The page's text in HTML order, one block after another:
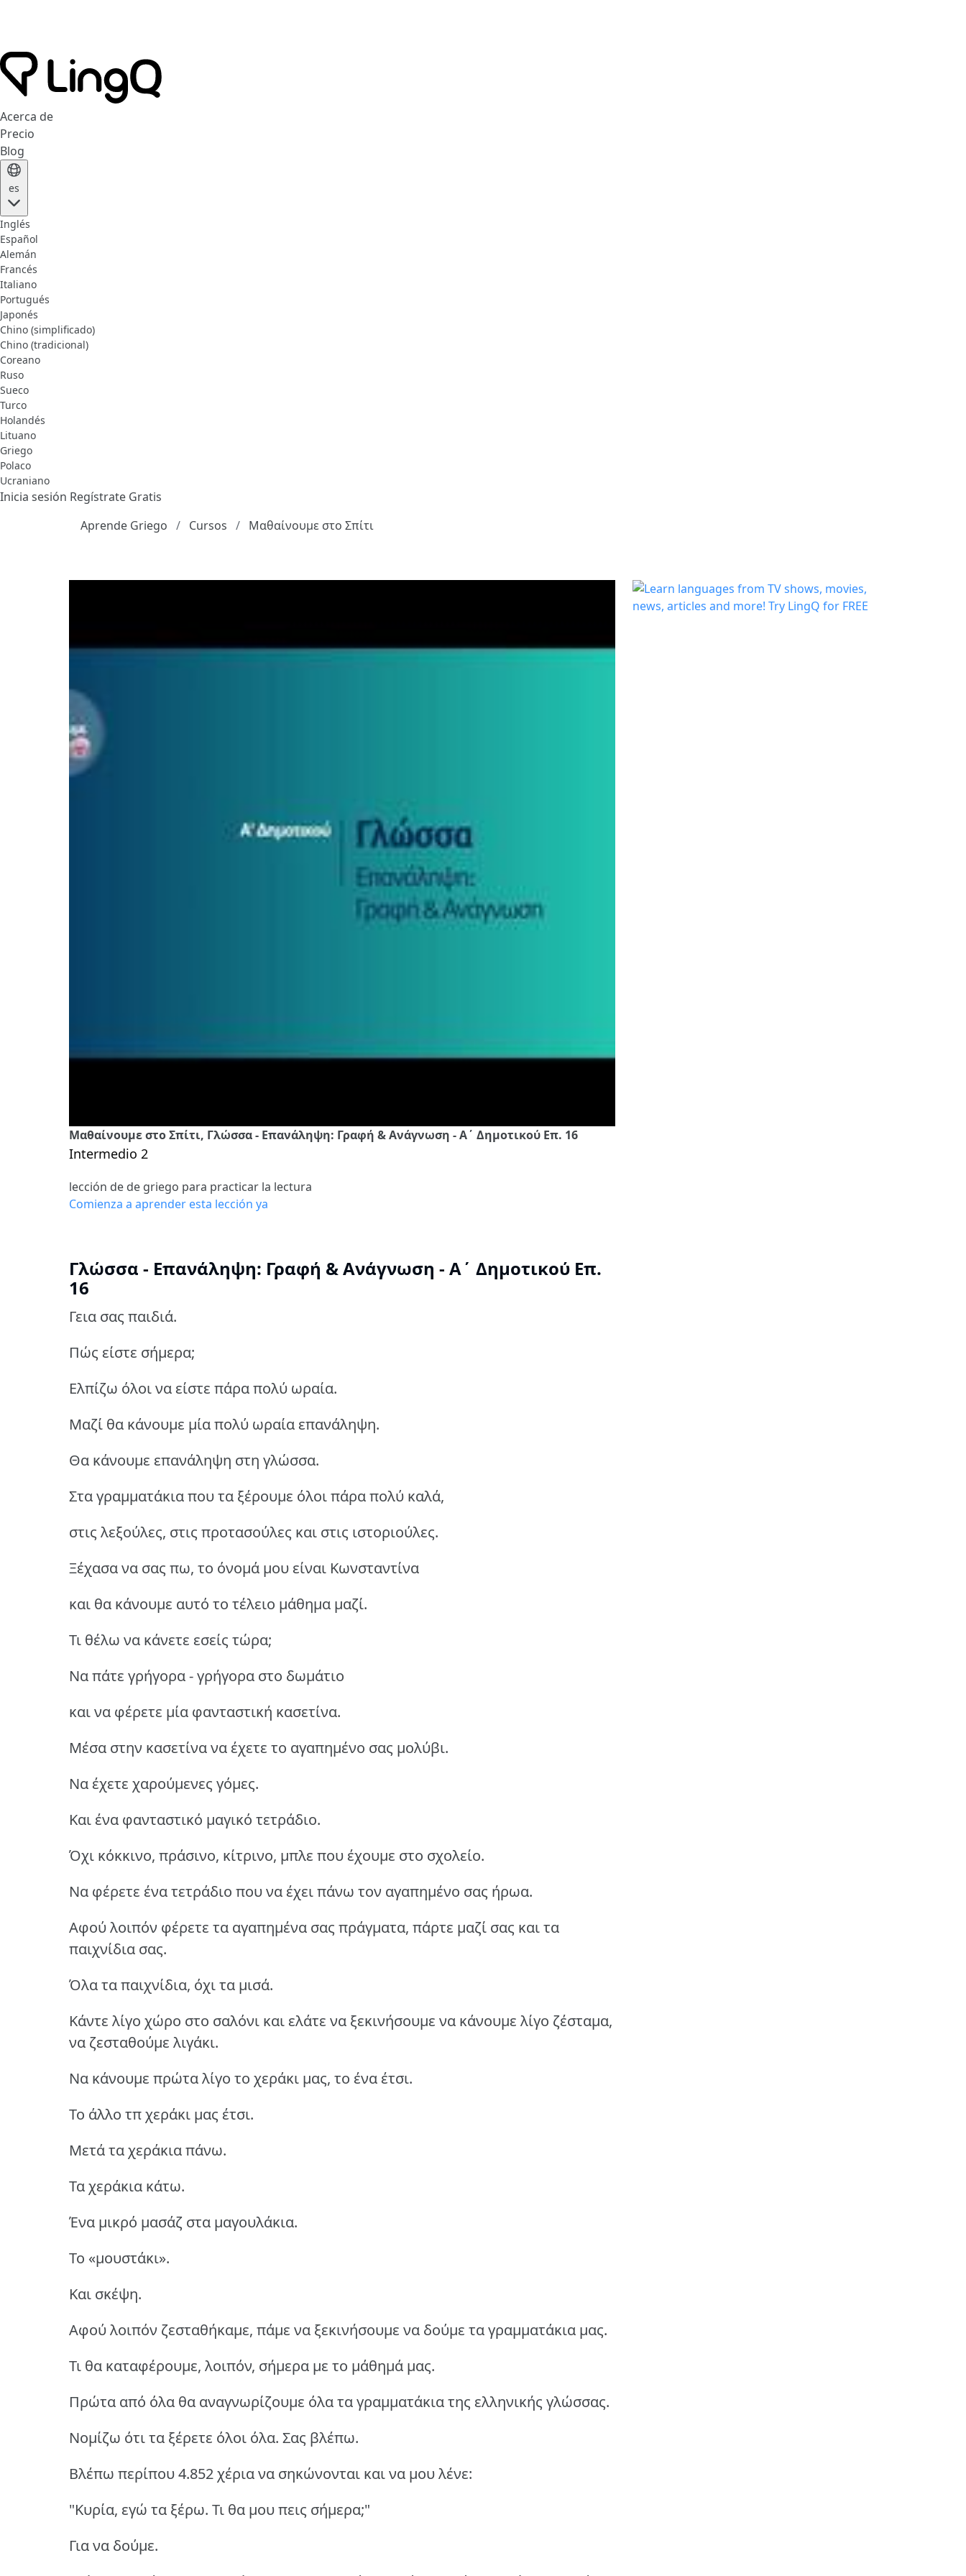
Acerca de
Precio
Blog
es
Inglés
Español
Alemán
Francés
Italiano
Portugués
Japonés
Chino (simplificado)
Chino (tradicional)
Coreano
Ruso
Sueco
Turco
Holandés
Lituano
Griego
Polaco
Ucraniano
Inicia sesión Regístrate Gratis
Aprende Griego
Cursos Μαθαίνουμε στο Σπίτι
Μαθαίνουμε στο Σπίτι, Γλώσσα - Επανάληψη: Γραφή & Ανάγνωση - Α΄ Δημοτικού Επ. 16
Intermedio 2
lección de de griego para practicar la lectura
Comienza a aprender esta lección ya
Γλώσσα - Επανάληψη: Γραφή & Ανάγνωση - Α΄ Δημοτικού Επ.
16
Γεια σας παιδιά.
Πώς είστε σήμερα;
Ελπίζω όλοι να είστε πάρα πολύ ωραία.
Μαζί θα κάνουμε μία πολύ ωραία επανάληψη.
Θα κάνουμε επανάληψη στη γλώσσα.
Στα γραμματάκια που τα ξέρουμε όλοι πάρα πολύ καλά,
στις λεξούλες, στις προτασούλες και στις ιστοριούλες.
Ξέχασα να σας πω, το όνομά μου είναι Κωνσταντίνα
και θα κάνουμε αυτό το τέλειο μάθημα μαζί.
Τι θέλω να κάνετε εσείς τώρα;
Να πάτε γρήγορα - γρήγορα στο δωμάτιο
και να φέρετε μία φανταστική κασετίνα.
Μέσα στην κασετίνα να έχετε το αγαπημένο σας μολύβι.
Να έχετε χαρούμενες γόμες.
Και ένα φανταστικό μαγικό τετράδιο.
Όχι κόκκινο, πράσινο, κίτρινο, μπλε που έχουμε στο σχολείο.
Να φέρετε ένα τετράδιο που να έχει πάνω τον αγαπημένο σας ήρωα.
Αφού λοιπόν φέρετε τα αγαπημένα σας πράγματα, πάρτε μαζί σας και τα
παιχνίδια σας.
Όλα τα παιχνίδια, όχι τα μισά.
Κάντε λίγο χώρο στο σαλόνι και ελάτε να ξεκινήσουμε να κάνουμε λίγο ζέσταμα,
να ζεσταθούμε λιγάκι.
Να κάνουμε πρώτα λίγο το χεράκι μας, το ένα έτσι.
Το άλλο τπ χεράκι μας έτσι.
Μετά τα χεράκια πάνω.
Τα χεράκια κάτω.
Ένα μικρό μασάζ στα μαγουλάκια.
Το «μουστάκι».
Και σκέψη.
Αφού λοιπόν ζεσταθήκαμε, πάμε να ξεκινήσουμε να δούμε τα γραμματάκια μας.
Τι θα καταφέρουμε, λοιπόν, σήμερα με το μάθημά μας.
Πρώτα από όλα θα αναγνωρίζουμε όλα τα γραμματάκια της ελληνικής γλώσσας.
Νομίζω ότι τα ξέρετε όλοι όλα. Σας βλέπω.
Βλέπω περίπου 4.852 χέρια να σηκώνονται και να μου λένε:
"Κυρία, εγώ τα ξέρω. Τι θα μου πεις σήμερα;"
Για να δούμε.